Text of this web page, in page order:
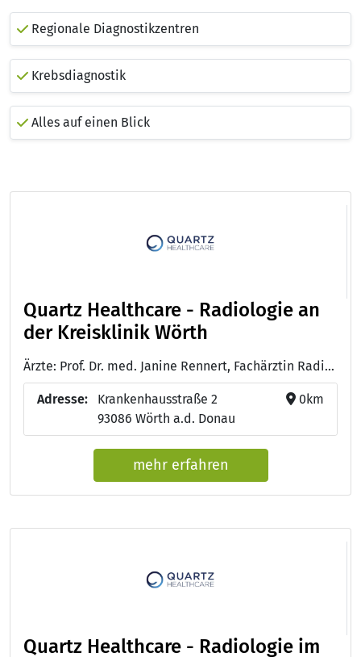
Regionale Diagnostikzentren
Krebsdiagnostik
Alles auf einen Blick
Quartz Healthcare - Radiologie an
der Kreisklinik Wörth
Ärzte: Prof. Dr. med. Janine Rennert, Fachärztin Radiologie mit Schwerpunkt Neuroradiologie und Zertifizierungen für Kardiovaskuläre Radiologie, mpMR-Prostatographhie und Muskuloskelettale Radiologie
Adresse:
Krankenhausstraße 2
93086 Wörth a.d. Donau
0km
mehr erfahren
Quartz Healthcare - Radiologie im